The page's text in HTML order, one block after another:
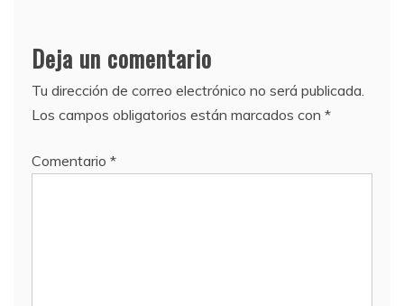
Deja un comentario
Tu dirección de correo electrónico no será publicada.
Los campos obligatorios están marcados con *
Comentario *